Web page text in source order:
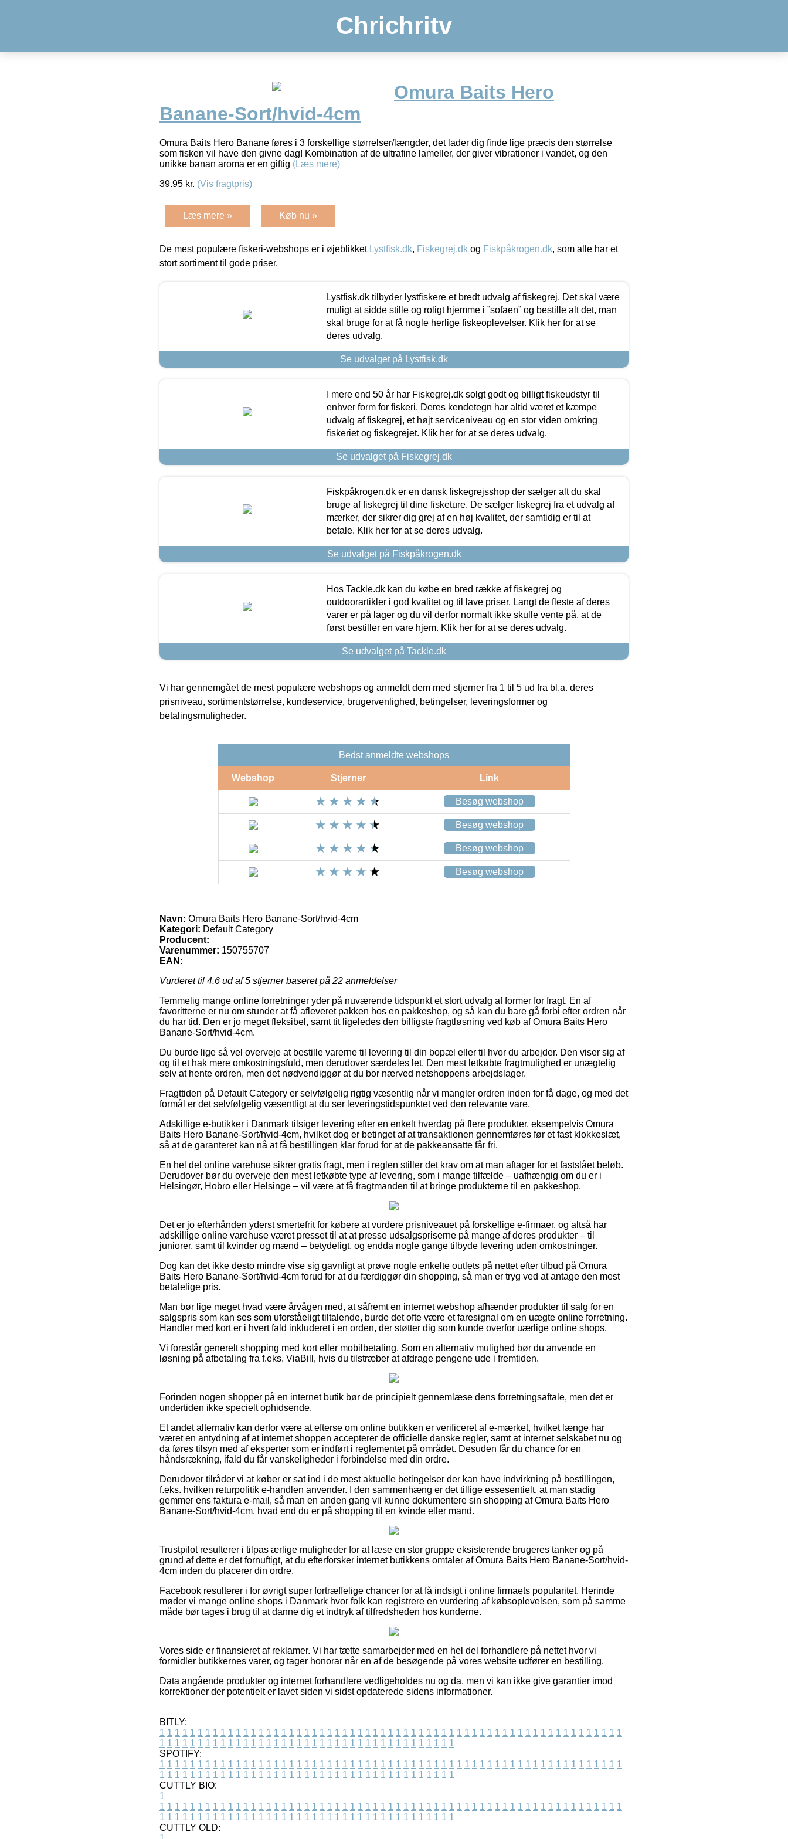
Chrichritv
Omura Baits Hero
Banane-Sort/hvid-4cm
Omura Baits Hero Banane føres i 3 forskellige størrelser/længder, det lader dig finde lige præcis den størrelse
som fisken vil have den givne dag! Kombination af de ultrafine lameller, der giver vibrationer i vandet, og den
unikke banan aroma er en giftig (Læs mere)
39.95 kr. (Vis fragtpris)
Læs mere » Køb nu »
De mest populære fiskeri-webshops er i øjeblikket Lystfisk.dk, Fiskegrej.dk og Fiskpåkrogen.dk, som alle har et
stort sortiment til gode priser.
Lystfisk.dk tilbyder lystfiskere et bredt udvalg af fiskegrej. Det skal være
muligt at sidde stille og roligt hjemme i ”sofaen” og bestille alt det, man
skal bruge for at få nogle herlige fiskeoplevelser. Klik her for at se
deres udvalg.
Se udvalget på Lystfisk.dk
I mere end 50 år har Fiskegrej.dk solgt godt og billigt fiskeudstyr til
enhver form for fiskeri. Deres kendetegn har altid været et kæmpe
udvalg af fiskegrej, et højt serviceniveau og en stor viden omkring
fiskeriet og fiskegrejet. Klik her for at se deres udvalg.
Se udvalget på Fiskegrej.dk
Fiskpåkrogen.dk er en dansk fiskegrejsshop der sælger alt du skal
bruge af fiskegrej til dine fisketure. De sælger fiskegrej fra et udvalg af
mærker, der sikrer dig grej af en høj kvalitet, der samtidig er til at
betale. Klik her for at se deres udvalg.
Se udvalget på Fiskpåkrogen.dk
Hos Tackle.dk kan du købe en bred række af fiskegrej og
outdoorartikler i god kvalitet og til lave priser. Langt de fleste af deres
varer er på lager og du vil derfor normalt ikke skulle vente på, at de
først bestiller en vare hjem. Klik her for at se deres udvalg.
Se udvalget på Tackle.dk
Vi har gennemgået de mest populære webshops og anmeldt dem med stjerner fra 1 til 5 ud fra bl.a. deres
prisniveau, sortimentstørrelse, kundeservice, brugervenlighed, betingelser, leveringsformer og
betalingsmuligheder.
Bedst anmeldte webshops
Webshop Stjerner Link
Besøg webshop
Besøg webshop
Besøg webshop
Besøg webshop
Navn: Omura Baits Hero Banane-Sort/hvid-4cm
Kategori: Default Category
Producent:
Varenummer: 150755707
EAN:
Vurderet til 4.6 ud af 5 stjerner baseret på 22 anmeldelser
Temmelig mange online forretninger yder på nuværende tidspunkt et stort udvalg af former for fragt. En af
favoritterne er nu om stunder at få afleveret pakken hos en pakkeshop, og så kan du bare gå forbi efter ordren når
du har tid. Den er jo meget fleksibel, samt tit ligeledes den billigste fragtløsning ved køb af Omura Baits Hero
Banane-Sort/hvid-4cm.
Du burde lige så vel overveje at bestille varerne til levering til din bopæl eller til hvor du arbejder. Den viser sig af
og til et hak mere omkostningsfuld, men derudover særdeles let. Den mest letkøbte fragtmulighed er unægtelig
selv at hente ordren, men det nødvendiggør at du bor nærved netshoppens arbejdslager.
Fragttiden på Default Category er selvfølgelig rigtig væsentlig når vi mangler ordren inden for få dage, og med det
formål er det selvfølgelig væsentligt at du ser leveringstidspunktet ved den relevante vare.
Adskillige e-butikker i Danmark tilsiger levering efter en enkelt hverdag på flere produkter, eksempelvis Omura
Baits Hero Banane-Sort/hvid-4cm, hvilket dog er betinget af at transaktionen gennemføres før et fast klokkeslæt,
så at de garanteret kan nå at få bestillingen klar forud for at de pakkeansatte får fri.
En hel del online varehuse sikrer gratis fragt, men i reglen stiller det krav om at man aftager for et fastslået beløb.
Derudover bør du overveje den mest letkøbte type af levering, som i mange tilfælde – uafhængig om du er i
Helsingør, Hobro eller Helsinge – vil være at få fragtmanden til at bringe produkterne til en pakkeshop.
Det er jo efterhånden yderst smertefrit for købere at vurdere prisniveauet på forskellige e-firmaer, og altså har
adskillige online varehuse været presset til at at presse udsalgspriserne på mange af deres produkter – til
juniorer, samt til kvinder og mænd – betydeligt, og endda nogle gange tilbyde levering uden omkostninger.
Dog kan det ikke desto mindre vise sig gavnligt at prøve nogle enkelte outlets på nettet efter tilbud på Omura
Baits Hero Banane-Sort/hvid-4cm forud for at du færdiggør din shopping, så man er tryg ved at antage den mest
betalelige pris.
Man bør lige meget hvad være årvågen med, at såfremt en internet webshop afhænder produkter til salg for en
salgspris som kan ses som uforståeligt tiltalende, burde det ofte være et faresignal om en uægte online forretning.
Handler med kort er i hvert fald inkluderet i en orden, der støtter dig som kunde overfor uærlige online shops.
Vi foreslår generelt shopping med kort eller mobilbetaling. Som en alternativ mulighed bør du anvende en
løsning på afbetaling fra f.eks. ViaBill, hvis du tilstræber at afdrage pengene ude i fremtiden.
Forinden nogen shopper på en internet butik bør de principielt gennemlæse dens forretningsaftale, men det er
undertiden ikke specielt ophidsende.
Et andet alternativ kan derfor være at efterse om online butikken er verificeret af e-mærket, hvilket længe har
været en antydning af at internet shoppen accepterer de officielle danske regler, samt at internet selskabet nu og
da føres tilsyn med af eksperter som er indført i reglementet på området. Desuden får du chance for en
håndsrækning, ifald du får vanskeligheder i forbindelse med din ordre.
Derudover tilråder vi at køber er sat ind i de mest aktuelle betingelser der kan have indvirkning på bestillingen,
f.eks. hvilken returpolitik e-handlen anvender. I den sammenhæng er det tillige essesentielt, at man stadig
gemmer ens faktura e-mail, så man en anden gang vil kunne dokumentere sin shopping af Omura Baits Hero
Banane-Sort/hvid-4cm, hvad end du er på shopping til en kvinde eller mand.
Trustpilot resulterer i tilpas ærlige muligheder for at læse en stor gruppe eksisterende brugeres tanker og på
grund af dette er det fornuftigt, at du efterforsker internet butikkens omtaler af Omura Baits Hero Banane-Sort/hvid-
4cm inden du placerer din ordre.
Facebook resulterer i for øvrigt super fortræffelige chancer for at få indsigt i online firmaets popularitet. Herinde
møder vi mange online shops i Danmark hvor folk kan registrere en vurdering af købsoplevelsen, som på samme
måde bør tages i brug til at danne dig et indtryk af tilfredsheden hos kunderne.
Vores side er finansieret af reklamer. Vi har tætte samarbejder med en hel del forhandlere på nettet hvor vi
formidler butikkernes varer, og tager honorar når en af de besøgende på vores website udfører en bestilling.
Data angående produkter og internet forhandlere vedligeholdes nu og da, men vi kan ikke give garantier imod
korrektioner der potentielt er lavet siden vi sidst opdaterede sidens informationer.
BITLY:
1 1 1 1 1 1 1 1 1 1 1 1 1 1 1 1 1 1 1 1 1 1 1 1 1 1 1 1 1 1 1 1 1 1 1 1 1 1 1 1 1 1 1 1 1 1 1 1 1 1 1 1 1 1 1 1 1 1 1 1 1
1 1 1 1 1 1 1 1 1 1 1 1 1 1 1 1 1 1 1 1 1 1 1 1 1 1 1 1 1 1 1 1 1 1 1 1 1 1 1
SPOTIFY:
1 1 1 1 1 1 1 1 1 1 1 1 1 1 1 1 1 1 1 1 1 1 1 1 1 1 1 1 1 1 1 1 1 1 1 1 1 1 1 1 1 1 1 1 1 1 1 1 1 1 1 1 1 1 1 1 1 1 1 1 1
1 1 1 1 1 1 1 1 1 1 1 1 1 1 1 1 1 1 1 1 1 1 1 1 1 1 1 1 1 1 1 1 1 1 1 1 1 1 1
CUTTLY BIO:
1
1 1 1 1 1 1 1 1 1 1 1 1 1 1 1 1 1 1 1 1 1 1 1 1 1 1 1 1 1 1 1 1 1 1 1 1 1 1 1 1 1 1 1 1 1 1 1 1 1 1 1 1 1 1 1 1 1 1 1 1 1
1 1 1 1 1 1 1 1 1 1 1 1 1 1 1 1 1 1 1 1 1 1 1 1 1 1 1 1 1 1 1 1 1 1 1 1 1 1 1
CUTTLY OLD: